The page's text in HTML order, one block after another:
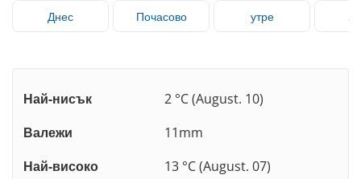
Днес Почасово утре 3
Най-нисък
2 °C (August. 10)
Валежи
11mm
Най-високо
13 °C (August. 07)